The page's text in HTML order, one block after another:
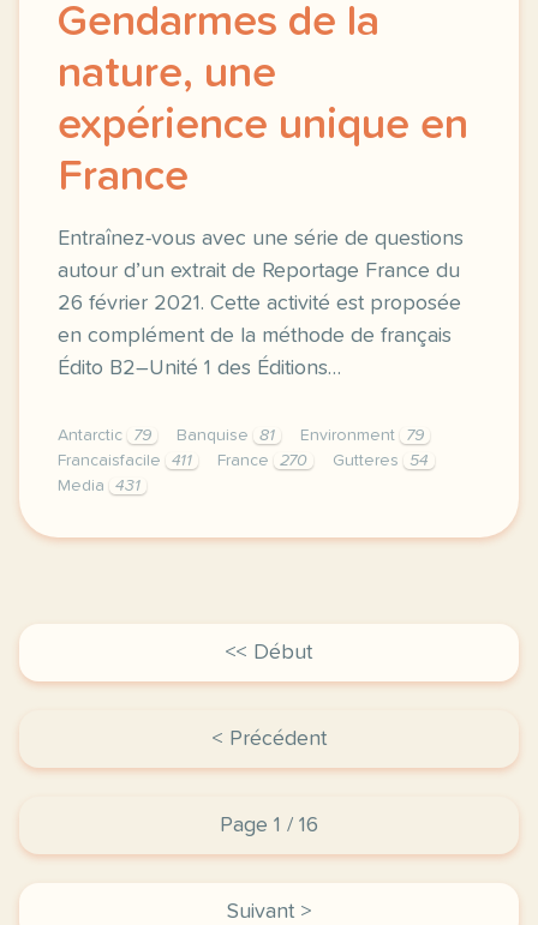
Gendarmes de la
nature, une
expérience unique en
France
Entraînez-vous avec une série de questions
autour d’un extrait de Reportage France du
26 février 2021. Cette activité est proposée
en complément de la méthode de français
Édito B2–Unité 1 des Éditions…
Antarctic 79 Banquise 81 Environment
79
Francaisfacile
411 France 270 Gutteres
54
Media
431
exercice b2 gendarmes de la nature une
<< Début
< Précédent
Page 1 / 16
Suivant >